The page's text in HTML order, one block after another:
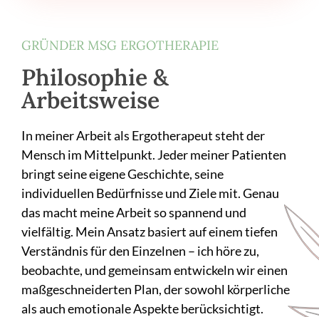
GRÜNDER MSG ERGOTHERAPIE
Philosophie &
Arbeitsweise
In meiner Arbeit als Ergotherapeut steht der
Mensch im Mittelpunkt. Jeder meiner Patienten
bringt seine eigene Geschichte, seine
individuellen Bedürfnisse und Ziele mit. Genau
das macht meine Arbeit so spannend und
vielfältig. Mein Ansatz basiert auf einem tiefen
Verständnis für den Einzelnen – ich höre zu,
beobachte, und gemeinsam entwickeln wir einen
maßgeschneiderten Plan, der sowohl körperliche
als auch emotionale Aspekte berücksichtigt.